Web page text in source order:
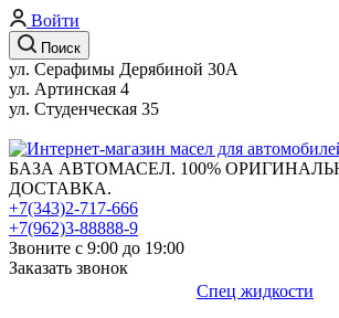
Войти
Поиск
ул. Серафимы Дерябиной 30А
ул. Артинская 4
ул. Студенческая 35
БАЗА АВТОМАСЕЛ. 100%
ДОСТАВКА.
+7(343)2-717-666
+7(962)3-88888-9
Звоните с 9:00 до 19:00
Заказать звонок
Спец жидкости